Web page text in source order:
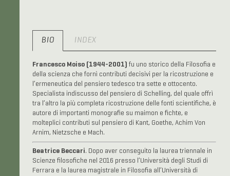
BIO INDEX
Francesco Moiso (1944-2001) fu uno storico della Filosofia e
della scienza che fornì contributi decisivi per la ricostruzione e
l’ermeneutica del pensiero tedesco tra sette e ottocento.
Specialista indiscusso del pensiero di Schelling, del quale offrì
tra l’altro la più completa ricostruzione delle fonti scientifiche, è
autore di importanti monografie su maimon e fichte, e
molteplici contributi sul pensiero di Kant, Goethe, Achim Von
Arnim, Nietzsche e Mach.
Beatrice Beccari. Dopo aver conseguito la laurea triennale in
Scienze filosofiche nel 2016 presso l’Università degli Studi di
Ferrara e la laurea magistrale in Filosofia all’Università di